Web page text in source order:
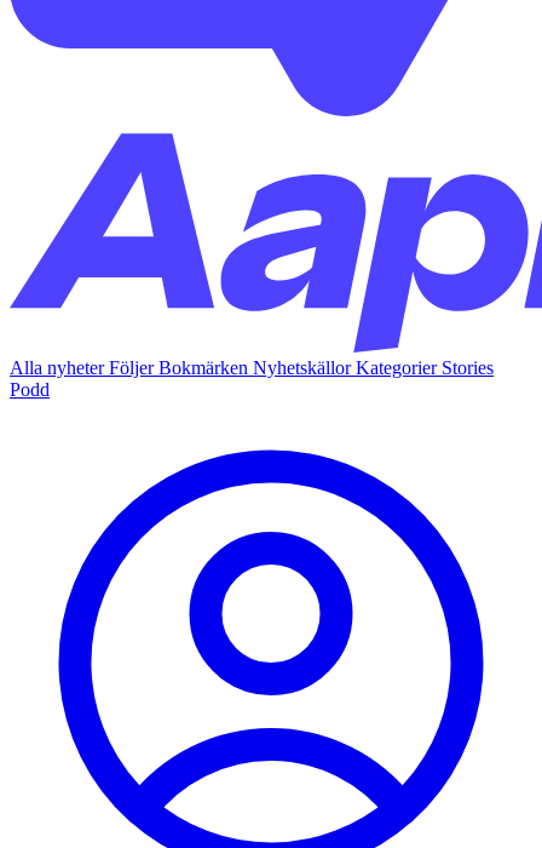
Alla nyheterFöljerBokmärken NyhetskällorKategorier Stories
Podd